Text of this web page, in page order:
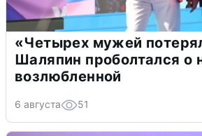
«Четырех мужей
Шаляпин проболтался о
возлюбленной
6 августа 51